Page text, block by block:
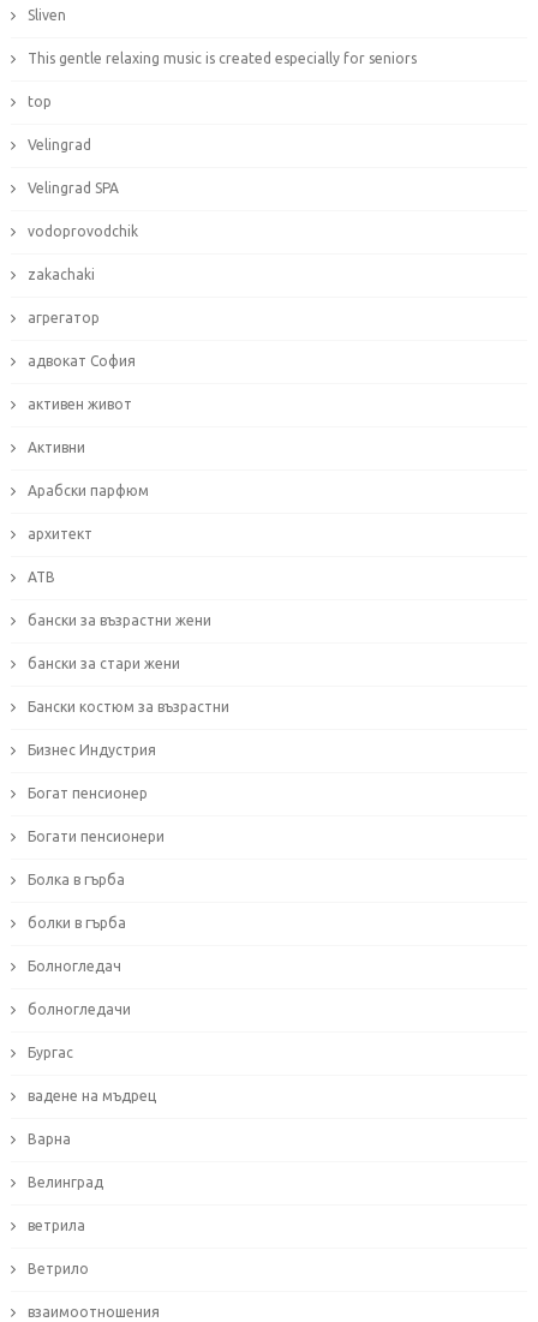
Sliven
This gentle relaxing music is created especially for seniors
top
Velingrad
Velingrad SPA
vodoprovodchik
zakachaki
агрегатор
адвокат София
активен живот
Активни
Арабски парфюм
архитект
АТВ
бански за възрастни жени
бански за стари жени
Бански костюм за възрастни
Бизнес Индустрия
Богат пенсионер
Богати пенсионери
Болка в гърба
болки в гърба
Болногледач
болногледачи
Бургас
вадене на мъдрец
Варна
Велинград
ветрила
Ветрило
взаимоотношения